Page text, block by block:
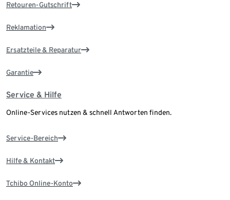
Retouren-Gutschrift
Reklamation
Ersatzteile & Reparatur
Garantie
Service & Hilfe
Online-Services nutzen & schnell Antworten finden.
Service-Bereich
Hilfe & Kontakt
Tchibo Online-Konto